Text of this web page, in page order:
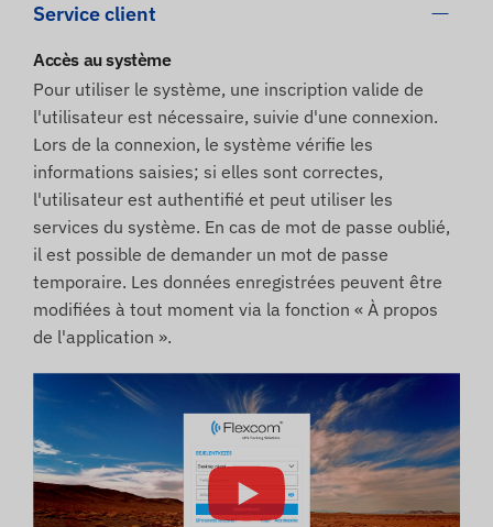
Service client
Accès au système
Pour utiliser le système, une inscription valide de
l'utilisateur est nécessaire, suivie d'une connexion.
Lors de la connexion, le système vérifie les
informations saisies; si elles sont correctes,
l'utilisateur est authentifié et peut utiliser les
services du système. En cas de mot de passe oublié,
il est possible de demander un mot de passe
temporaire. Les données enregistrées peuvent être
modifiées à tout moment via la fonction « À propos
de l'application ».